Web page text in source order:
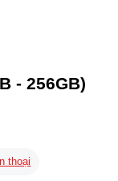
- 256GB)
thoại